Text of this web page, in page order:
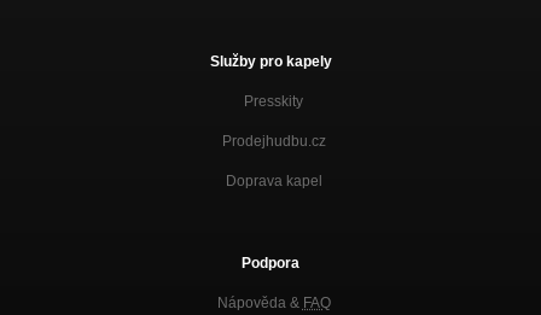
Služby pro kapely
Presskity
Prodejhudbu.cz
Doprava kapel
Podpora
Nápověda & FAQ